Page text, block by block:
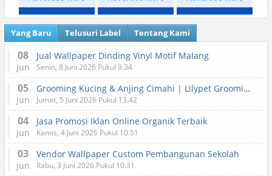
Yang Baru Telusuri Label Tentang Kami
08
jun
Jual Wallpaper Dinding Vinyl Motif Malang
Senin, 8 Juni 2026 Pukul 9.34
05
jun
Grooming Kucing & Anjing Cimahi | Lilypet Grooming & Pet Hotel
Jumat, 5 Juni 2026 Pukul 13.42
04
jun
Jasa Promosi Iklan Online Organik Terbaik
Kamis, 4 Juni 2026 Pukul 10.51
03
jun
Vendor Wallpaper Custom Pembangunan Sekolah
Rabu, 3 Juni 2026 Pukul 10.31